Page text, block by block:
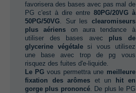
favorisera des bases avec pas mal de
PG c'est à dire entre‭ ‬ 80PG/20VG à‭
‬50PG/50VG.‭ ‬Sur les‭ ‬ clearomiseurs
plus aériens on aura tendance à
utiliser des bases avec‭ ‬ plus de
glycerine végétalesi vous utilisez
une base avec trop de pg vous
risquez des fuites d'e-liquide.
Le PG vous permettra une‭ ‬ meilleure
fixation des arômes‭ ‬et un‭ ‬
hit en
gorge plus prononcé.‭ ‬De plus le PG